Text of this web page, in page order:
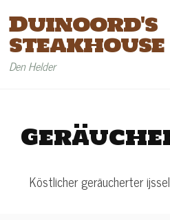
Duinoord's
steakhouse
Den Helder
Köstlicher geräucherter